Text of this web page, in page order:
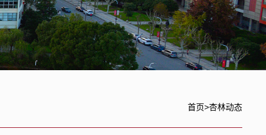
首页>杏林动态